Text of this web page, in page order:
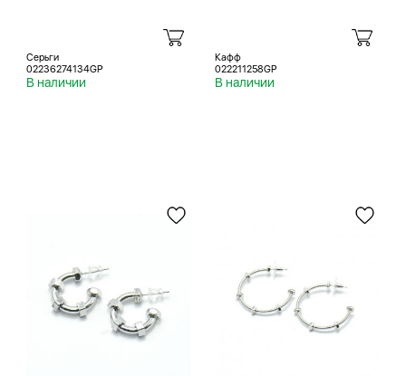
Серьги
02236274134GP
В наличии
Кафф
022211258GP
В наличии